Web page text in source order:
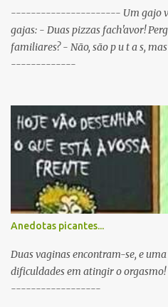
Sportinguista e um porco? R:
Sporting vai passar a ser
---------------------- Um gajo vai
gajas: - Duas pizzas fach'avor!
familiares? - Não, são p u t a s,
-------------
Anedotas picantes...
Duas vaginas encontram-se, e
dificuldades em atingir o
------------------